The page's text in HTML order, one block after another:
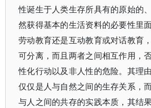
性诞生于人类生存所具有的原始的
然获得基本的生活资料的必要性里
劳动教育还是互动教育或对话教育
可分离，而且两者之间相互作用，
性化行动以及非人性的危险。其理
仅仅是人与自然之间的生存关系，
与人之间的共存的实践本质，其结